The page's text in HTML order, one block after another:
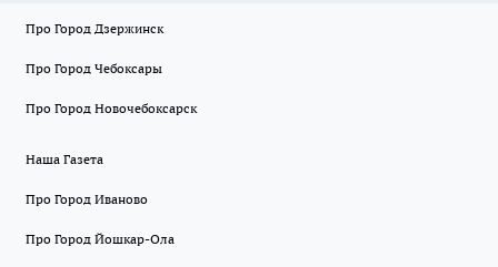
Про Город Дзержинск
Про Город Чебоксары
Про Город Новочебоксарск
Наша Газета
Про Город Иваново
Про Город Йошкар-Ола